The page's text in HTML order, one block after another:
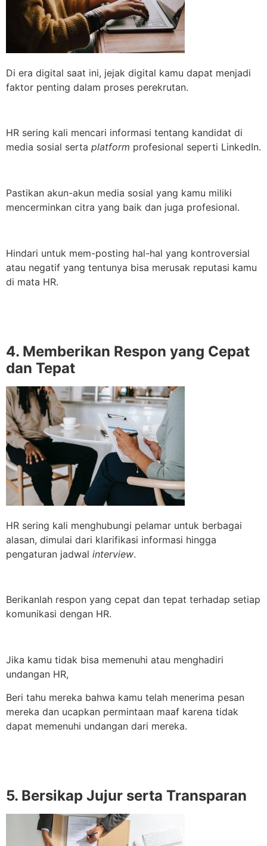
Di era digital saat ini, jejak digital kamu dapat menjadi
faktor penting dalam proses perekrutan.
HR sering kali mencari informasi tentang kandidat di
media sosial serta platform profesional seperti LinkedIn.
Pastikan akun-akun media sosial yang kamu miliki
mencerminkan citra yang baik dan juga profesional.
Hindari untuk mem-posting hal-hal yang kontroversial
atau negatif yang tentunya bisa merusak reputasi kamu
di mata HR.
4. Memberikan Respon yang Cepat
dan Tepat
HR sering kali menghubungi pelamar untuk berbagai
alasan, dimulai dari klarifikasi informasi hingga
pengaturan jadwal interview.
Berikanlah respon yang cepat dan tepat terhadap setiap
komunikasi dengan HR.
Jika kamu tidak bisa memenuhi atau menghadiri
undangan HR,
Beri tahu mereka bahwa kamu telah menerima pesan
mereka dan ucapkan permintaan maaf karena tidak
dapat memenuhi undangan dari mereka.
5. Bersikap Jujur serta Transparan